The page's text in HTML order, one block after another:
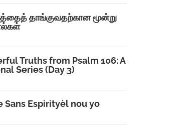
தாங்குவதற்கான மூன்று
Truths from Psalm 106: A
Series (Day 3)
Sans Espirityèl nou yo